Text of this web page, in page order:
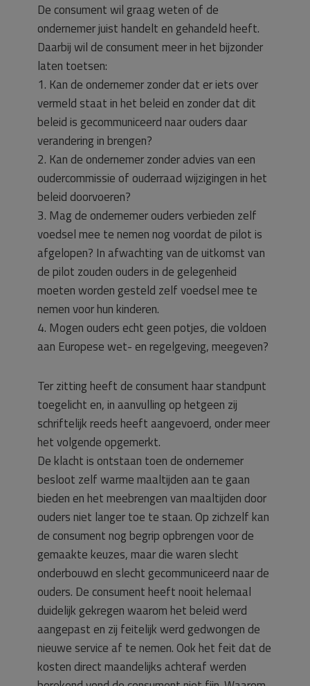
De consument wil graag weten of de
ondernemer juist handelt en gehandeld heeft.
Daarbij wil de consument meer in het bijzonder
laten toetsen:
1. Kan de ondernemer zonder dat er iets over
vermeld staat in het beleid en zonder dat dit
beleid is gecommuniceerd naar ouders daar
verandering in brengen?
2. Kan de ondernemer zonder advies van een
oudercommissie of ouderraad wijzigingen in het
beleid doorvoeren?
3. Mag de ondernemer ouders verbieden zelf
voedsel mee te nemen nog voordat de pilot is
afgelopen? In afwachting van de uitkomst van
de pilot zouden ouders in de gelegenheid
moeten worden gesteld zelf voedsel mee te
nemen voor hun kinderen.
4. Mogen ouders echt geen potjes, die voldoen
aan Europese wet- en regelgeving, meegeven?
Ter zitting heeft de consument haar standpunt
toegelicht en, in aanvulling op hetgeen zij
schriftelijk reeds heeft aangevoerd, onder meer
het volgende opgemerkt.
De klacht is ontstaan toen de ondernemer
besloot zelf warme maaltijden aan te gaan
bieden en het meebrengen van maaltijden door
ouders niet langer toe te staan. Op zichzelf kan
de consument nog begrip opbrengen voor de
gemaakte keuzes, maar die waren slecht
onderbouwd en slecht gecommuniceerd naar de
ouders. De consument heeft nooit helemaal
duidelijk gekregen waarom het beleid werd
aangepast en zij feitelijk werd gedwongen de
nieuwe service af te nemen. Ook het feit dat de
kosten direct maandelijks achteraf werden